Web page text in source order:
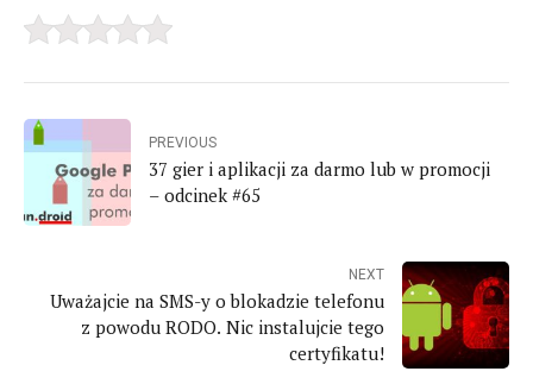
PREVIOUS
37 gier i aplikacji za darmo lub w promocji
– odcinek #65
NEXT
Uważajcie na SMS-y o blokadzie telefonu
z powodu RODO. Nic instalujcie tego
certyfikatu!